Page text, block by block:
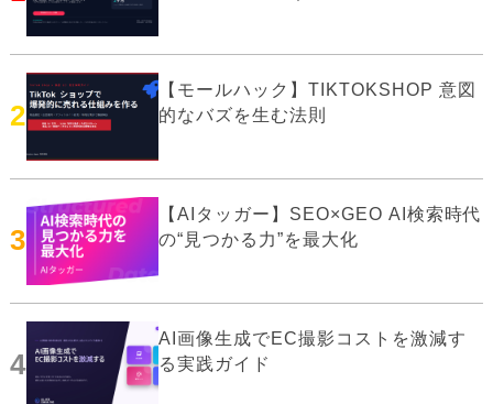
2
【モールハック】TIKTOKSHOP 意図
的なバズを生む法則
3
【AIタッガー】SEO×GEO AI検索時代
の“見つかる力”を最大化
4
AI画像生成でEC撮影コストを激減す
る実践ガイド